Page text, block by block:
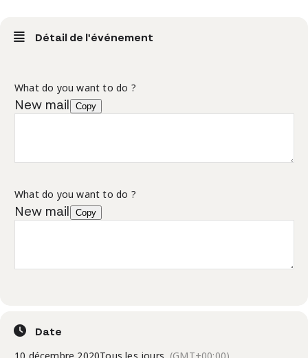
Détail de l'événement
What do you want to do ?
New mail Copy
What do you want to do ?
New mail Copy
Date